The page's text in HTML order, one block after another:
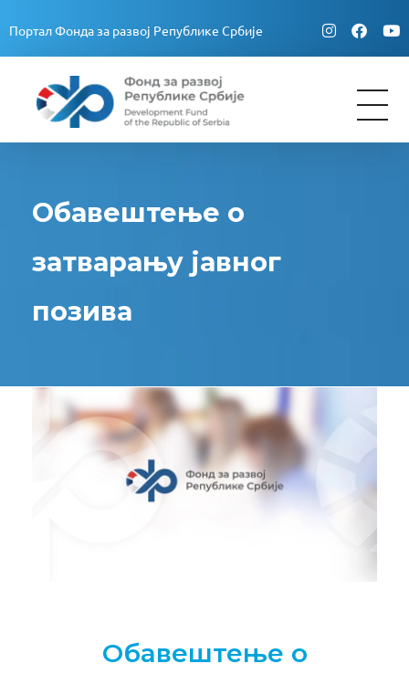
Портал Фонда за развој Републике Србије
Fond za razvoj Republike Srbije
Обавештење о
затварању јавног
позива
Обавештење о